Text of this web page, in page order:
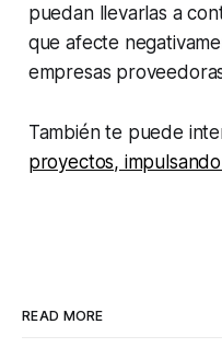
puedan llevarlas a
que afecte
empresas
También te puede
proyectos,
READ MORE